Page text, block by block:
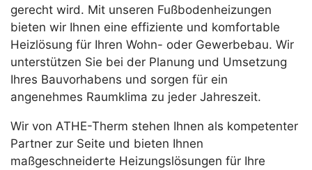
gerecht wird. Mit unseren Fußbodenheizungen
bieten wir Ihnen eine effiziente und komfortable
Heizlösung für Ihren Wohn- oder Gewerbebau. Wir
unterstützen Sie bei der Planung und Umsetzung
Ihres Bauvorhabens und sorgen für ein
angenehmes Raumklima zu jeder Jahreszeit.
Wir von ATHE-Therm stehen Ihnen als kompetenter
Partner zur Seite und bieten Ihnen
maßgeschneiderte Heizungslösungen für Ihre